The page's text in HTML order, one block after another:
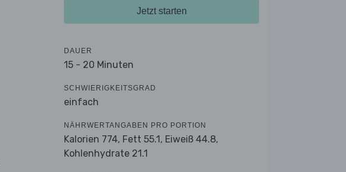
Jetzt starten
DAUER
15 - 20 Minuten
SCHWIERIGKEITSGRAD
einfach
NÄHRWERTANGABEN PRO PORTION
Kalorien 774, Fett 55.1, Eiweiß 44.8,
Kohlenhydrate 21.1